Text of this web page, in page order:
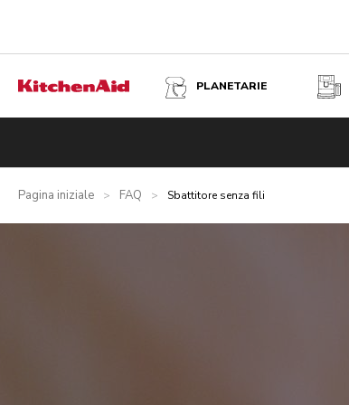
PLANETARIE
Pagina iniziale > FAQ > Sbattitore senza fili